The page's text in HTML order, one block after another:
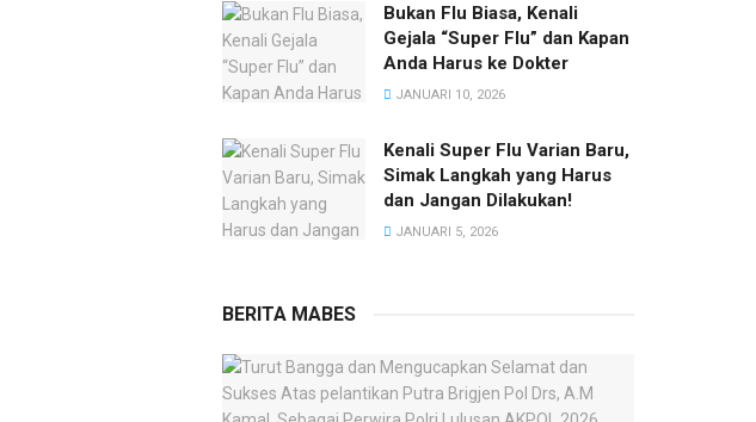
Bukan Flu Biasa, Kenali
Gejala “Super Flu” dan Kapan
Anda Harus ke Dokter
JANUARI 10, 2026
Kenali Super Flu Varian Baru,
Simak Langkah yang Harus
dan Jangan Dilakukan!
JANUARI 5, 2026
BERITA MABES